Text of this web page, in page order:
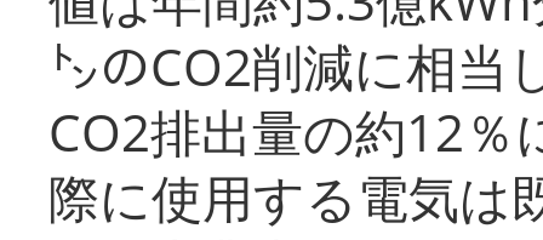
㌧のCO2削減に相当
CO2排出量の約12％
際に使用する電気は